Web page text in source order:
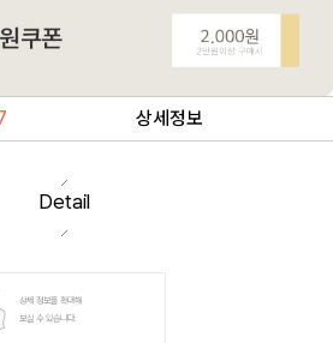
상세정보
Detail
상세 정보를 확대해
보실 수 있습니다.